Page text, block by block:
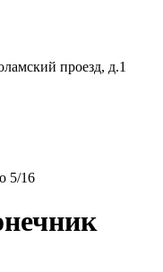
проезд, д.1
5/16